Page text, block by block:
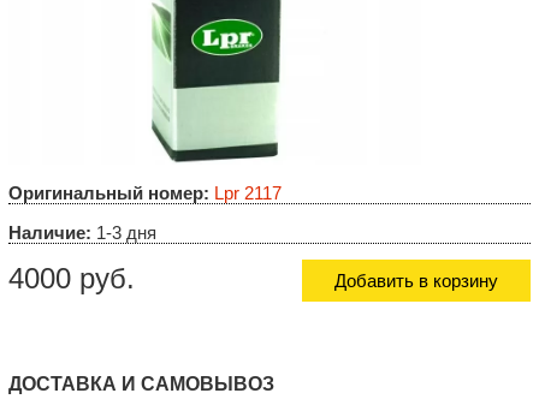
Оригинальный номер: Lpr 2117
Наличие: 1-3 дня
4000 руб. Добавить в корзину
ДОСТАВКА И САМОВЫВОЗ